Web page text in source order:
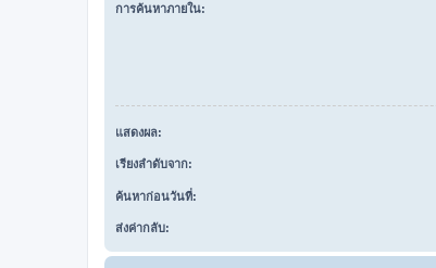
การค้นหาภายใน:
แสดงผล:
เรียงลำดับจาก:
ค้นหาก่อนวันที่:
ส่งค่ากลับ: